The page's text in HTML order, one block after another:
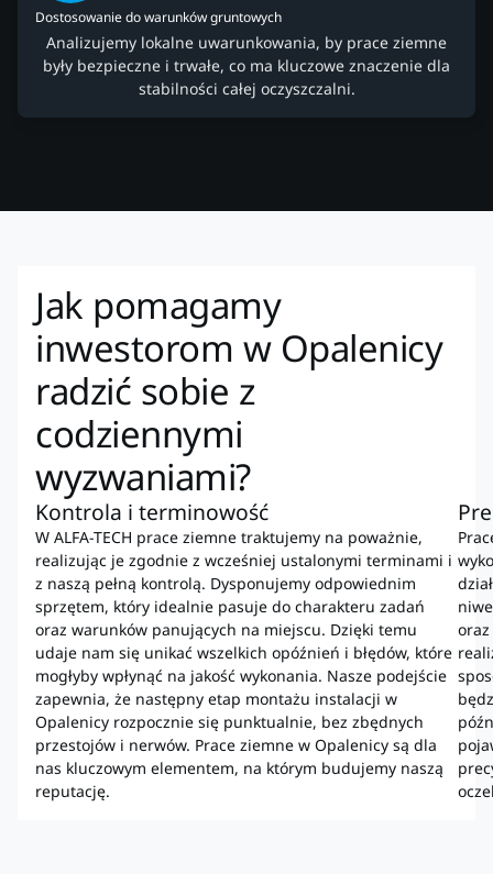
Dostosowanie do warunków gruntowych
Analizujemy lokalne uwarunkowania, by prace ziemne
były bezpieczne i trwałe, co ma kluczowe znaczenie dla
stabilności całej oczyszczalni.
Jak pomagamy
inwestorom w Opalenicy
radzić sobie z
codziennymi
wyzwaniami?
Kontrola i terminowość
W ALFA-TECH prace ziemne traktujemy na poważnie,
realizując je zgodnie z wcześniej ustalonymi terminami i
z naszą pełną kontrolą. Dysponujemy odpowiednim
sprzętem, który idealnie pasuje do charakteru zadań
oraz warunków panujących na miejscu. Dzięki temu
udaje nam się unikać wszelkich opóźnień i błędów, które
mogłyby wpłynąć na jakość wykonania. Nasze podejście
zapewnia, że następny etap montażu instalacji w
Opalenicy rozpocznie się punktualnie, bez zbędnych
przestojów i nerwów. Prace ziemne w Opalenicy są dla
nas kluczowym elementem, na którym budujemy naszą
reputację.